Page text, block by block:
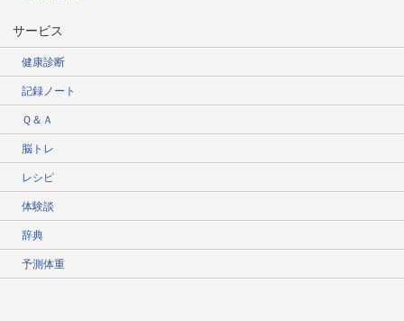
サービス
健康診断
記録ノート
Ｑ＆Ａ
脳トレ
レシピ
体験談
辞典
予測体重